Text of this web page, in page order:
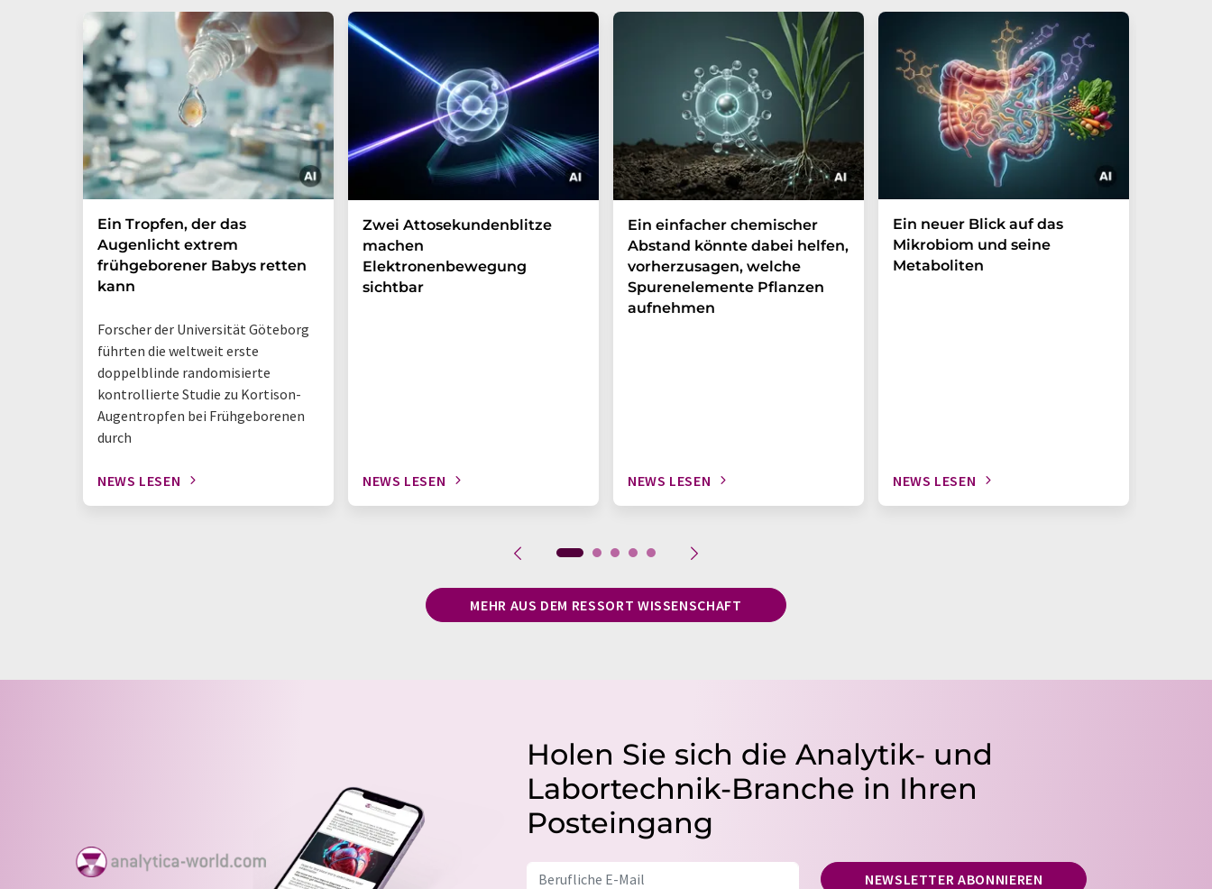
Ein Tropfen, der das
Augenlicht extrem
frühgeborener Babys retten
kann
Forscher der Universität Göteborg
führten die weltweit erste
doppelblinde randomisierte
kontrollierte Studie zu Kortison-
Augentropfen bei Frühgeborenen
durch
NEWS LESEN
Zwei Attosekundenblitze
machen
Elektronenbewegung
sichtbar
NEWS LESEN
Ein einfacher chemischer
Abstand könnte dabei helfen,
vorherzusagen, welche
Spurenelemente Pflanzen
aufnehmen
NEWS LESEN
Ein neuer Blick auf das
Mikrobiom und seine
Metaboliten
NEWS LESEN
MEHR AUS DEM RESSORT WISSENSCHAFT
Holen Sie sich die Analytik- und
Labortechnik-Branche in Ihren
Posteingang
NEWSLETTER ABONNIEREN